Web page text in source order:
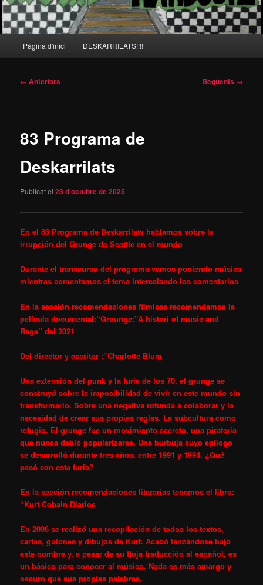
principal
Pàgina d'inici DESKARRILATS!!!!
Navegació
← Anteriors Següents →
83 Programa de
Deskarrilats
Publicat el23 d'octubre de 2025
En el 83 Programa de Deskarrilats hablamos sobre la
irrupción del GrungedeSeattle en el mundo
Durante el transcurso del programa vamos poniendo música
mientras comentamos el tema intercalando los comentarios
En la sección recomendaciones filmicas recomendamos la
película documental:“Grounge:”A histori of music and
Rage” del 2021
Del director y escritor :”Charlotte Blum
Una extensión del punk y la furia de los 70, el grunge se
construyó sobre la imposibilidad de vivir en este mundo sin
transformarlo. Sobre una negativa rotunda a colaborar y la
necesidad de crear sus propias reglas. La subcultura como
refugio. El grunge fue un movimiento secreto, una piratería
que nunca debió popularizarse. Una burbuja cuyo epílogo
se desarrolló durante tres años, entre 1991 y 1994. ¿Qué
pasó con esta furia?
En la sección recomendaciones literarias tenemos el libro:
“Kurt Cobain Diarios
En 2006 se realizó una recopilación de todos los textos,
cartas, guiones y dibujos de Kurt. Acabó lanzándose bajo
este nombre y, a pesar de su floja traducción al español, es
un básico para conocer al músico. Nada es más amargo y
oscuro que sus propias palabras.